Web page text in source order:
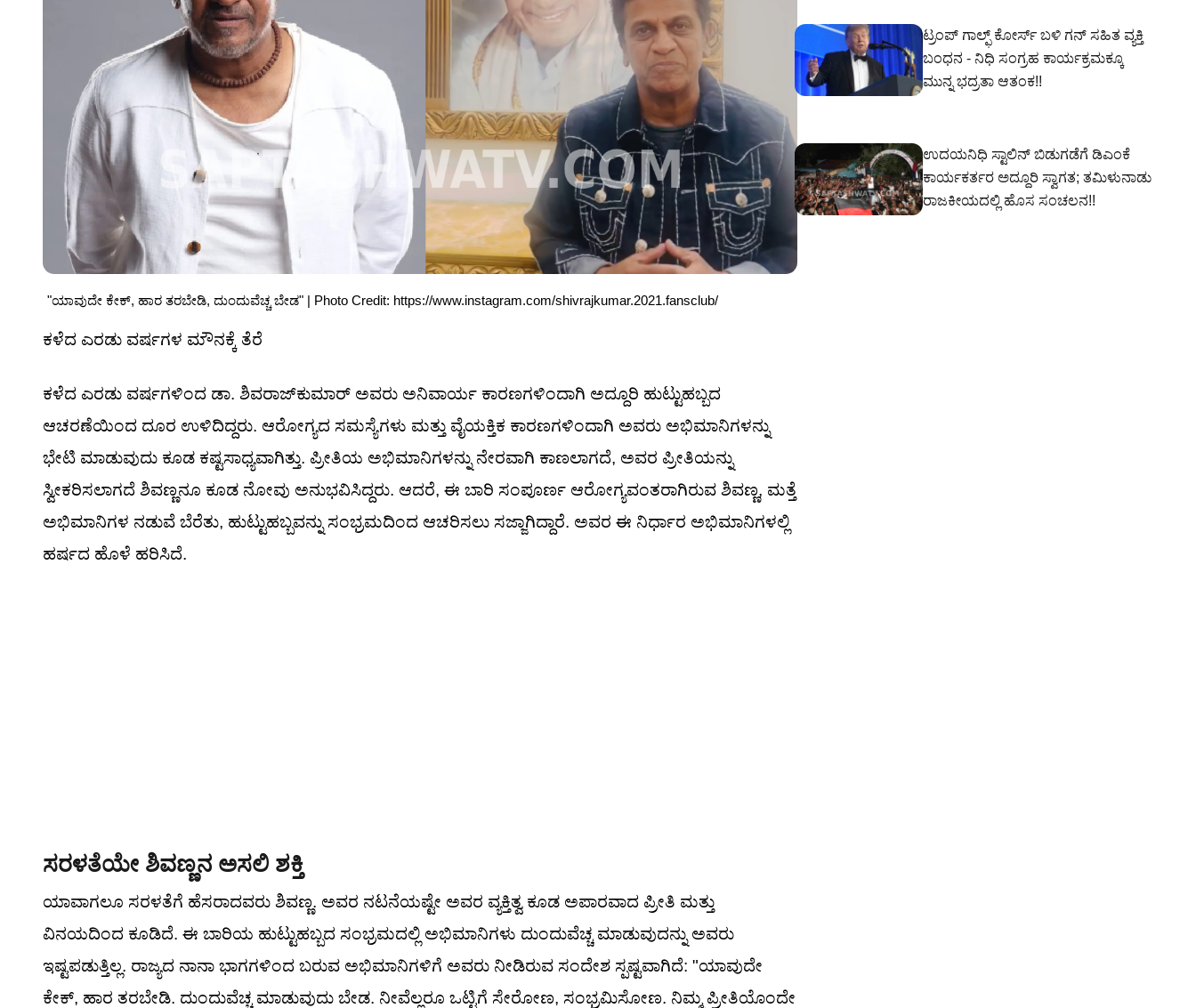
"ಯಾವುದೇ ಕೇಕ್, ಹಾರ ತರಬೇಡಿ, ದುಂದುವೆಚ್ಚ ಬೇಡ" | Photo Credit: https://www.instagram.com/shivrajkumar.2021.fansclub/
ಕಳೆದ ಎರಡು ವರ್ಷಗಳ ಮೌನಕ್ಕೆ ತೆರೆ
ಕಳೆದ ಎರಡು ವರ್ಷಗಳಿಂದ ಡಾ. ಶಿವರಾಜ್‌ಕುಮಾರ್ ಅವರು ಅನಿವಾರ್ಯ ಕಾರಣಗಳಿಂದಾಗಿ ಅದ್ದೂರಿ ಹುಟ್ಟುಹಬ್ಬದ
ಆಚರಣೆಯಿಂದ ದೂರ ಉಳಿದಿದ್ದರು. ಆರೋಗ್ಯದ ಸಮಸ್ಯೆಗಳು ಮತ್ತು ವೈಯಕ್ತಿಕ ಕಾರಣಗಳಿಂದಾಗಿ ಅವರು ಅಭಿಮಾನಿಗಳನ್ನು
ಭೇಟಿ ಮಾಡುವುದು ಕೂಡ ಕಷ್ಟಸಾಧ್ಯವಾಗಿತ್ತು. ಪ್ರೀತಿಯ ಅಭಿಮಾನಿಗಳನ್ನು ನೇರವಾಗಿ ಕಾಣಲಾಗದೆ, ಅವರ ಪ್ರೀತಿಯನ್ನು
ಸ್ವೀಕರಿಸಲಾಗದೆ ಶಿವಣ್ಣನೂ ಕೂಡ ನೋವು ಅನುಭವಿಸಿದ್ದರು. ಆದರೆ, ಈ ಬಾರಿ ಸಂಪೂರ್ಣ ಆರೋಗ್ಯವಂತರಾಗಿರುವ ಶಿವಣ್ಣ, ಮತ್ತೆ
ಅಭಿಮಾನಿಗಳ ನಡುವೆ ಬೆರೆತು, ಹುಟ್ಟುಹಬ್ಬವನ್ನು ಸಂಭ್ರಮದಿಂದ ಆಚರಿಸಲು ಸಜ್ಜಾಗಿದ್ದಾರೆ. ಅವರ ಈ ನಿರ್ಧಾರ ಅಭಿಮಾನಿಗಳಲ್ಲಿ
ಹರ್ಷದ ಹೊಳೆ ಹರಿಸಿದೆ.
ಸರಳತೆಯೇ ಶಿವಣ್ಣನ ಅಸಲಿ ಶಕ್ತಿ
ಯಾವಾಗಲೂ ಸರಳತೆಗೆ ಹೆಸರಾದವರು ಶಿವಣ್ಣ. ಅವರ ನಟನೆಯಷ್ಟೇ ಅವರ ವ್ಯಕ್ತಿತ್ವ ಕೂಡ ಅಪಾರವಾದ ಪ್ರೀತಿ ಮತ್ತು
ವಿನಯದಿಂದ ಕೂಡಿದೆ. ಈ ಬಾರಿಯ ಹುಟ್ಟುಹಬ್ಬದ ಸಂಭ್ರಮದಲ್ಲಿ ಅಭಿಮಾನಿಗಳು ದುಂದುವೆಚ್ಚ ಮಾಡುವುದನ್ನು ಅವರು
ಇಷ್ಟಪಡುತ್ತಿಲ್ಲ. ರಾಜ್ಯದ ನಾನಾ ಭಾಗಗಳಿಂದ ಬರುವ ಅಭಿಮಾನಿಗಳಿಗೆ ಅವರು ನೀಡಿರುವ ಸಂದೇಶ ಸ್ಪಷ್ಟವಾಗಿದೆ: "ಯಾವುದೇ
ಕೇಕ್, ಹಾರ ತರಬೇಡಿ. ದುಂದುವೆಚ್ಚ ಮಾಡುವುದು ಬೇಡ. ನೀವೆಲ್ಲರೂ ಒಟ್ಟಿಗೆ ಸೇರೋಣ, ಸಂಭ್ರಮಿಸೋಣ. ನಿಮ್ಮ ಪ್ರೀತಿಯೊಂದೇ
ಟ್ರಂಪ್ ಗಾಲ್ಫ್ ಕೋರ್ಸ್ ಬಳಿ ಗನ್‌ ಸಹಿತ ವ್ಯಕ್ತಿ
ಬಂಧನ - ನಿಧಿ ಸಂಗ್ರಹ ಕಾರ್ಯಕ್ರಮಕ್ಕೂ
ಮುನ್ನ ಭದ್ರತಾ ಆತಂಕ!!
ಉದಯನಿಧಿ ಸ್ಟಾಲಿನ್ ಬಿಡುಗಡೆಗೆ ಡಿಎಂಕೆ
ಕಾರ್ಯಕರ್ತರ ಅದ್ದೂರಿ ಸ್ವಾಗತ; ತಮಿಳುನಾಡು
ರಾಜಕೀಯದಲ್ಲಿ ಹೊಸ ಸಂಚಲನ!!